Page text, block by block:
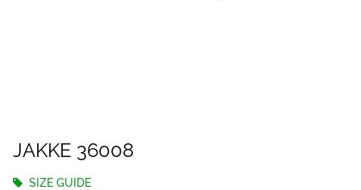
JAKKE 36008
SIZE GUIDE